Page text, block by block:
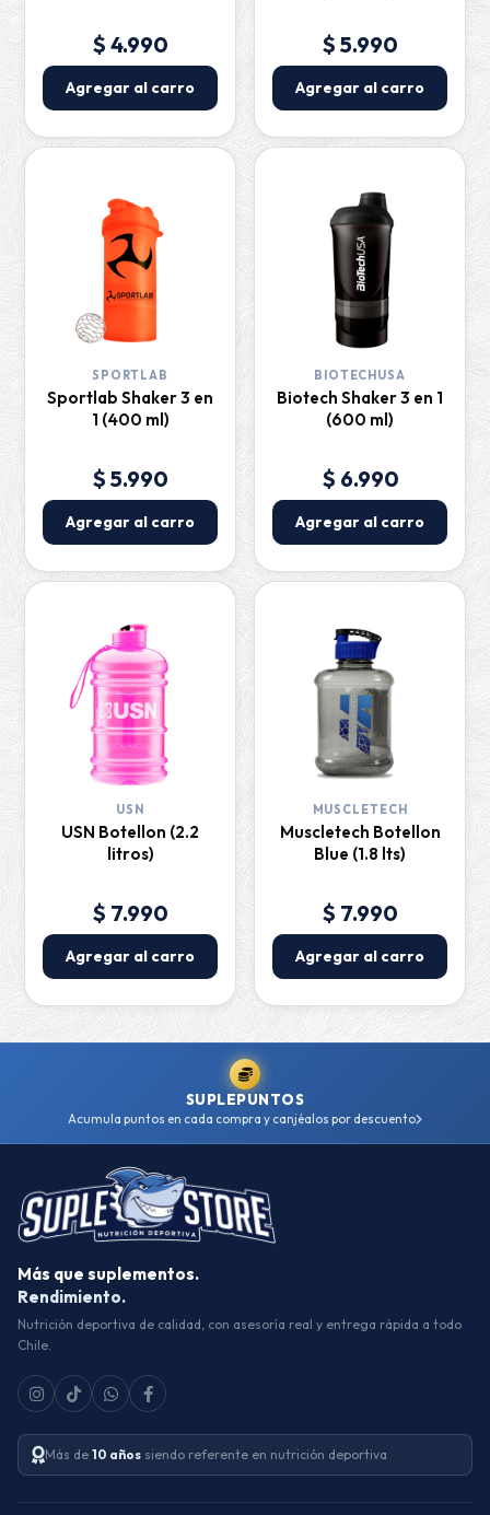
$ 4.990
Agregar al carro
$ 5.990
Agregar al carro
SPORTLAB
Sportlab Shaker 3 en
1 (400 ml)
$ 5.990
Agregar al carro
BIOTECHUSA
Biotech Shaker 3 en 1
(600 ml)
$ 6.990
Agregar al carro
USN
USN Botellon (2.2
litros)
$ 7.990
Agregar al carro
MUSCLETECH
Muscletech Botellon
Blue (1.8 lts)
$ 7.990
Agregar al carro
SUPLEPUNTOS
Acumula puntos en cada compra y canjéalos por descuento
Más que suplementos.
Rendimiento.
Nutrición deportiva de calidad, con asesoría real y entrega rápida a todo
Chile.
Más de 10 años siendo referente en nutrición deportiva